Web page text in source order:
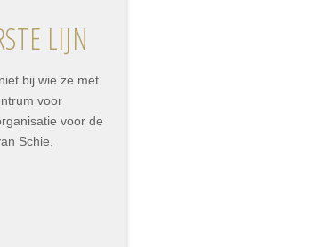
LIJN
bij wie ze met
voor
voor de
Schie,